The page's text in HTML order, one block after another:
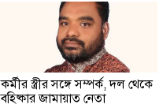
কর্মীর স্ত্রীর সঙ্গে সম্পর্ক, দল থেকে
বহিষ্কার জামায়াত নেতা